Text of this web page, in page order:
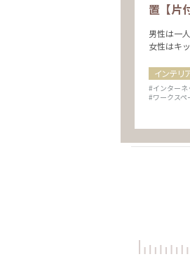
置【片
男性は一
女性はキ
インテリ
#インターネ
#ワークスペ